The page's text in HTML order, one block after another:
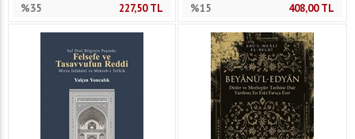
%35
227,50TL
%15
408,00TL